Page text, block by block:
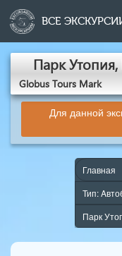
ВСЕ
Парк
Globus Tours Mark
Для данной
Главная
Тип:
Парк